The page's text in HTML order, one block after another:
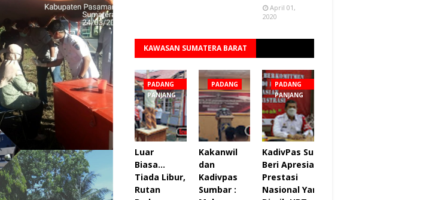
April 01,
2020
KAWASAN SUMATERA BARAT
Lihat semua
PADANG
PANJANG
Luar
Biasa...
Tiada Libur,
Rutan
PADANG
Kakanwil
dan
Kadivpas
Sumbar :
PADANG
PANJANG
KadivPas Sumbar
Beri Apresiasi 27
Prestasi
Nasional Yang